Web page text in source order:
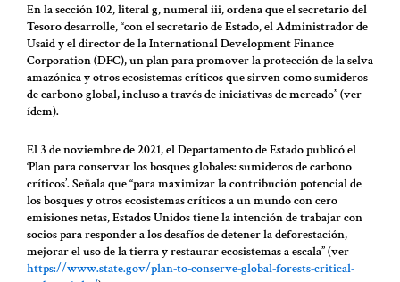
En la sección 102, literal g, numeral iii, ordena que el secretario del
Tesoro desarrolle, “con el secretario de Estado, el Administrador de
Usaid y el director de la International Development Finance
Corporation (DFC), un plan para promover la protección de la selva
amazónica y otros ecosistemas críticos que sirven como sumideros
de carbono global, incluso a través de iniciativas de mercado” (ver
ídem).
El 3 de noviembre de 2021, el Departamento de Estado publicó el
‘Plan para conservar los bosques globales: sumideros de carbono
críticos’. Señala que “para maximizar la contribución potencial de
los bosques y otros ecosistemas críticos a un mundo con cero
emisiones netas, Estados Unidos tiene la intención de trabajar con
socios para responder a los desafíos de detener la deforestación,
mejorar el uso de la tierra y restaurar ecosistemas a escala” (ver
https://www.state.gov/plan-to-conserve-global-forests-critical-